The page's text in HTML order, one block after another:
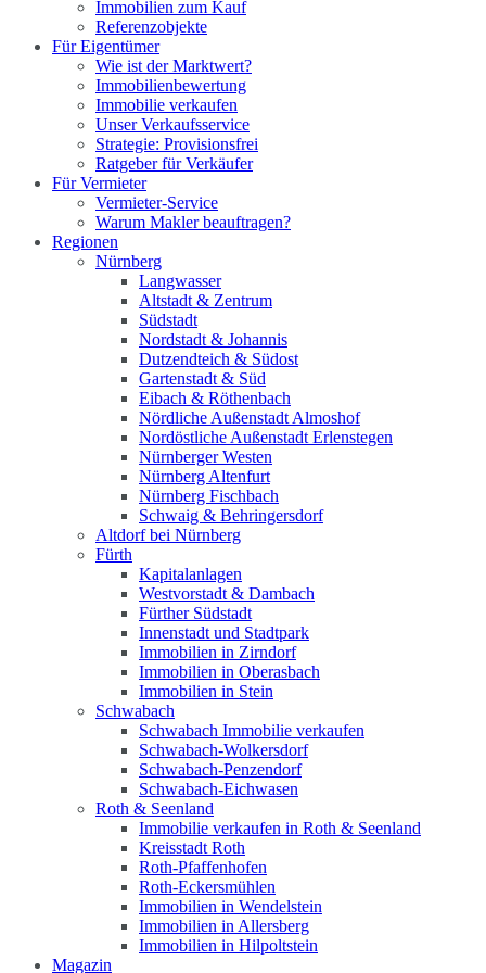
Immobilien zum Kauf
Referenzobjekte
Für Eigentümer
Wie ist der Marktwert?
Immobilienbewertung
Immobilie verkaufen
Unser Verkaufsservice
Strategie: Provisionsfrei
Ratgeber für Verkäufer
Für Vermieter
Vermieter-Service
Warum Makler beauftragen?
Regionen
Nürnberg
Langwasser
Altstadt & Zentrum
Südstadt
Nordstadt & Johannis
Dutzendteich & Südost
Gartenstadt & Süd
Eibach & Röthenbach
Nördliche Außenstadt Almoshof
Nordöstliche Außenstadt Erlenstegen
Nürnberger Westen
Nürnberg Altenfurt
Nürnberg Fischbach
Schwaig & Behringersdorf
Altdorf bei Nürnberg
Fürth
Kapitalanlagen
Westvorstadt & Dambach
Fürther Südstadt
Innenstadt und Stadtpark
Immobilien in Zirndorf
Immobilien in Oberasbach
Immobilien in Stein
Schwabach
Schwabach Immobilie verkaufen
Schwabach-Wolkersdorf
Schwabach-Penzendorf
Schwabach-Eichwasen
Roth & Seenland
Immobilie verkaufen in Roth & Seenland
Kreisstadt Roth
Roth-Pfaffenhofen
Roth-Eckersmühlen
Immobilien in Wendelstein
Immobilien in Allersberg
Immobilien in Hilpoltstein
Magazin